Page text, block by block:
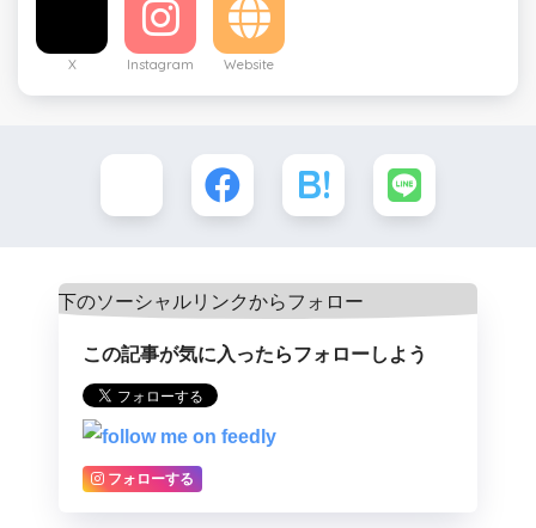
X Instagram Website
この記事が気に入ったらフォローしよう
フォローする